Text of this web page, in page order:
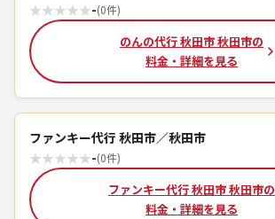
★★★★★-(0件)
のんの代行 秋田市 秋田市の
料金・詳細を見る
ファンキー代行 秋田市／秋田市
★★★★★-(0件)
ファンキー代行 秋田市 秋田市の
料金・詳細を見る